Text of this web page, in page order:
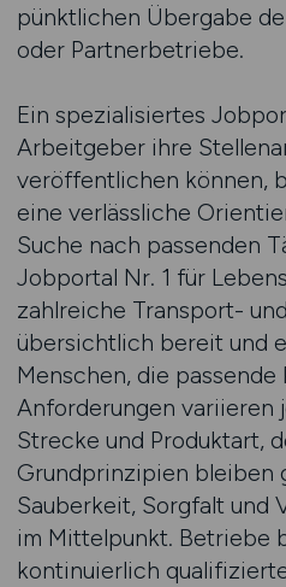
pünktlichen Übergabe
oder Partnerbetriebe.
Ein spezialisiertes
Arbeitgeber ihre
veröffentlichen können,
eine verlässliche
Suche nach passenden
Jobportal Nr. 1 für
zahlreiche Transport-
übersichtlich bereit und
Menschen, die
Anforderungen variieren
Strecke und Produktart,
Grundprinzipien bleiben
Sauberkeit, Sorgfalt und
im Mittelpunkt. Betriebe
kontinuierlich